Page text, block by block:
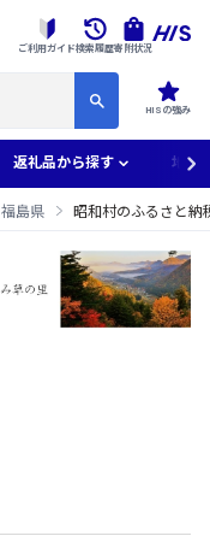
HISの強み
ご利用ガイド検索履歴寄附状況
返礼品から探す 地域
福島県 昭和村のふるさと納